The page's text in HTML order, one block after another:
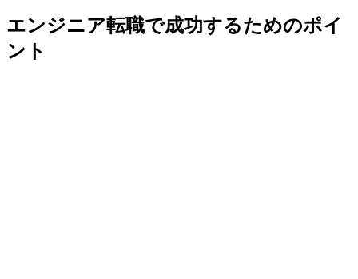
エンジニア転職で成功するためのポイ
ント